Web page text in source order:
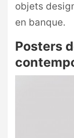
objets
en banque.
Posters